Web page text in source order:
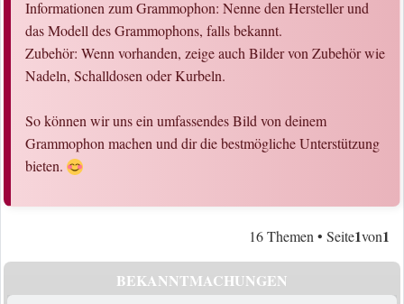
Informationen zum Grammophon: Nenne den Hersteller und
das Modell des Grammophons, falls bekannt.
Zubehör: Wenn vorhanden, zeige auch Bilder von Zubehör wie
Nadeln, Schalldosen oder Kurbeln.
So können wir uns ein umfassendes Bild von deinem
Grammophon machen und dir die bestmögliche Unterstützung
bieten.
16 Themen • Seite1von1
BEKANNTMACHUNGEN